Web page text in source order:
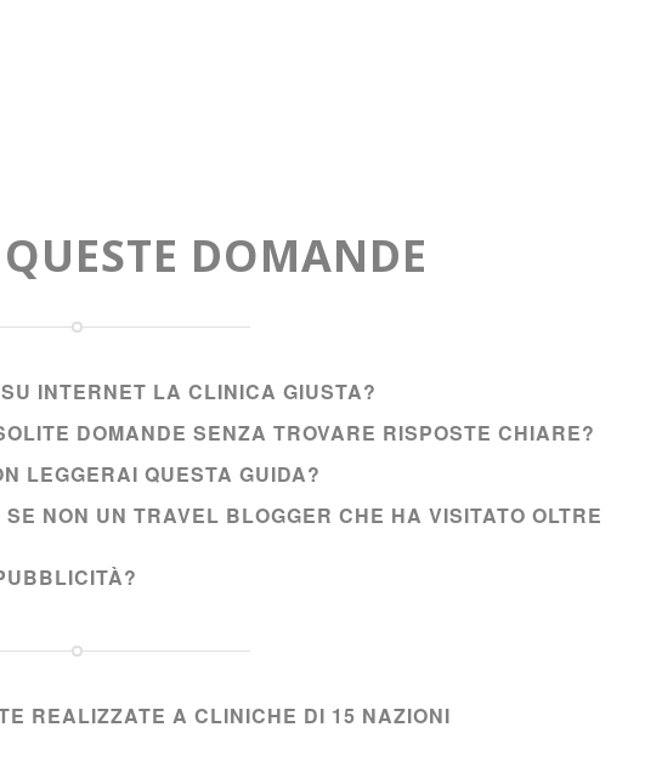
DOMANDE
INTERNET LA CLINICA GIUSTA?
DOMANDE SENZA TROVARE RISPOSTE CHIARE?
LEGGERAI QUESTA GUIDA?
NON UN TRAVEL BLOGGER CHE HA VISITATO OLTRE
REALIZZATE A CLINICHE DI 15 NAZIONI